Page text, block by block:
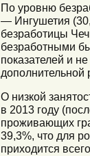
По уровню
— Ингушетия
безработицы
безработными
показателей и
дополнительной
О низкой
в 2013 году
проживающих
39,3%, что для
приходится